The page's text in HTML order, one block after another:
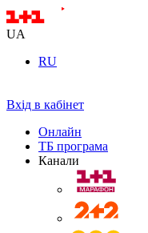
UA
RU
Вхід в кабінет
Онлайн
ТБ програма
Канали